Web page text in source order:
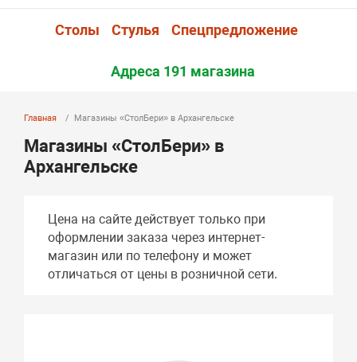
Столы Стулья Спецпредложение
Адреса 191 магазина
Главная Магазины «СтолБери» в Архангельске
Магазины «СтолБери» в
Архангельске
Цена на сайте действует только при
оформлении заказа через интернет-
магазин или по телефону и может
отличаться от цены в розничной сети.